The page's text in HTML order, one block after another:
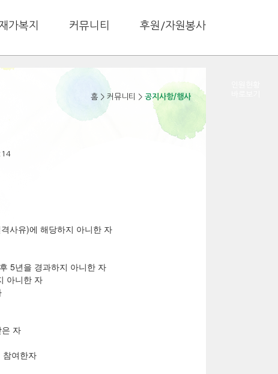
가복지 커뮤니티 후원/자원봉사
홈> 커뮤니티 > 공지사항/행사
사유)에 해당하지 아니한 자
5년을 경과하지 아니한 자
아니한 자
자
참여한자